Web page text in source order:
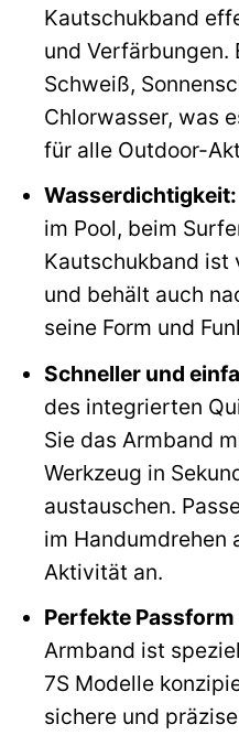
Kautschukband
und Verfärbungen.
Schweiß,
Chlorwasser, was
für alle Outdoor-
Wasserdichtigkeit:
im Pool, beim
Kautschukband
und behält auch
seine Form und
Schneller und
des integrierten
Sie das Armband
Werkzeug in
austauschen.
im Handumdrehen
Aktivität an.
Perfekte Passform
Armband ist
7S Modelle
sichere und